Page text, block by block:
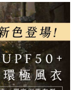
sistem
transaksi OP Pay
nombor telefon
tarikh
setelah pembayaran
dan yuran
yang dinyatakan
mesej
SMS.
Produk akan
SMS pembayaran
tolak aplikasi
produk. Sila buat
atau perbankan
pesanan